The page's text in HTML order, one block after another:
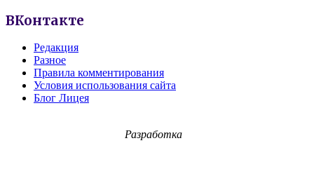
ВКонтакте
Редакция
Разное
Правила комментирования
Условия использования сайта
Блог Лицея
Разработка